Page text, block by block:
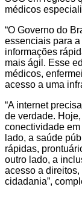
médicos
“O Governo do
essenciais para
informações
mais ágil. Esse
médicos,
acesso a uma
“A internet
de verdade.
conectividade
lado, a saúde
rápidas,
outro lado, a
acesso a
cidadania”,